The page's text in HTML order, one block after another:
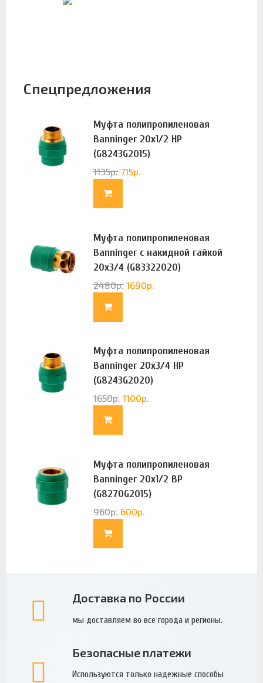
Спецпредложения
Муфта полипропиленовая
Banninger 20х1/2 НР
(G8243G2015)
1135р. 715р.
Муфта полипропиленовая
Banninger с накидной гайкой
20х3/4 (G83322020)
2480р. 1690р.
Муфта полипропиленовая
Banninger 20х3/4 НР
(G8243G2020)
1650р. 1100р.
Муфта полипропиленовая
Banninger 20х1/2 ВР
(G8270G2015)
960р. 600р.
Доставка по России
мы доставляем во все города и регионы.
Безопасные платежи
Используются только надежные способы